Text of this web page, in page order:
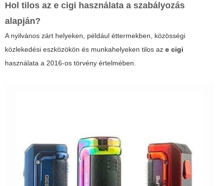
Hol tilos az e cigi használata a szabályozás
alapján?
A nyilvános zárt helyeken, például éttermekben, közösségi
közlekedési eszközökön és munkahelyeken tilos az e cigi
használata a 2016-os törvény értelmében.